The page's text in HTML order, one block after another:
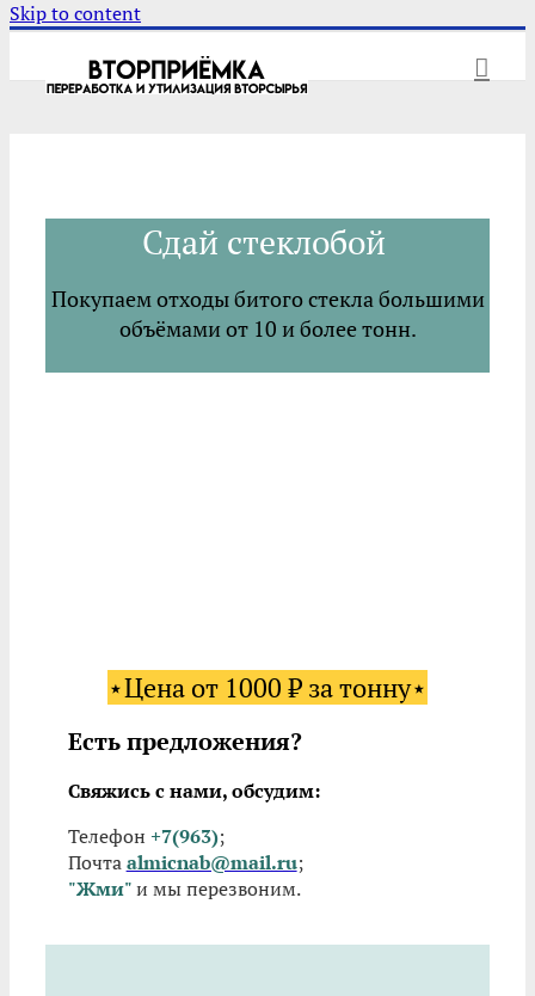
Skip to content
Сдай стеклобой
Покупаем отходы битого стекла большими
объёмами от 10 и более тонн.
⋆Цена от 1000 ₽ за тонну⋆
Есть предложения?
Свяжись с нами, обсудим:
Телефон +7(963);
Почтаalmicnab@mail.ru;
"Жми"и мы перезвоним.